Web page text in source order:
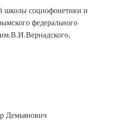
школы социофонетики и
федерального
Демьянович